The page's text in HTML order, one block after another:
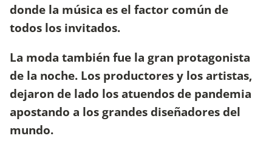
donde la música es el factor común de
todos los invitados.
La moda también fue la gran protagonista
de la noche. Los productores y los artistas,
dejaron de lado los atuendos de pandemia
apostando a los grandes diseñadores del
mundo.